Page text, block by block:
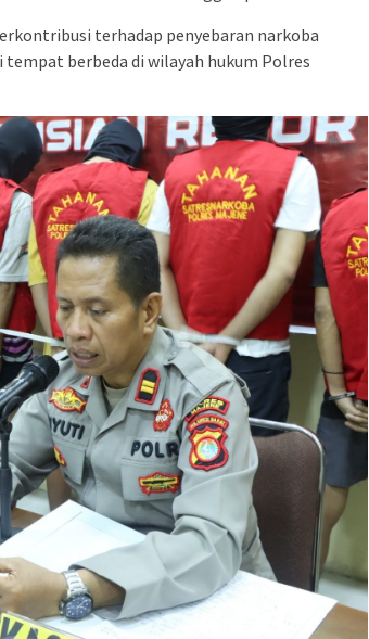
terhadap penyebaran narkoba
berbeda di wilayah hukum Polres